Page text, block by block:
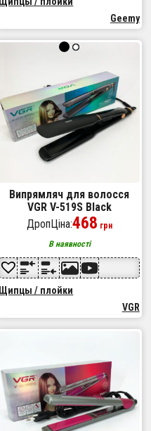
Geemy
Випрямляч для волосся
VGR V-519S Black
ДропЦіна:468 грн
В наявності
Щипцы / плойки
VGR